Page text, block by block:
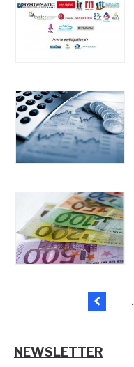
NEWSLETTER